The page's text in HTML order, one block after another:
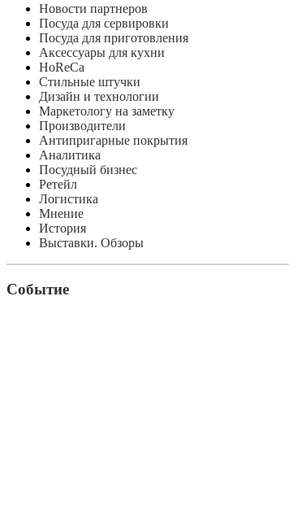
Новости партнеров
Посуда для сервировки
Посуда для приготовления
Аксессуары для кухни
HoReCa
Стильные штучки
Дизайн и технологии
Маркетологу на заметку
Производители
Антипригарные покрытия
Аналитика
Посудный бизнес
Ретейл
Логистика
Мнение
История
Выставки. Обзоры
Событие